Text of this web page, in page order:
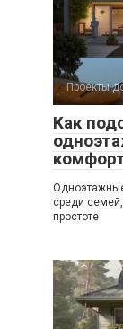
Проекты
Как
среди
простоте